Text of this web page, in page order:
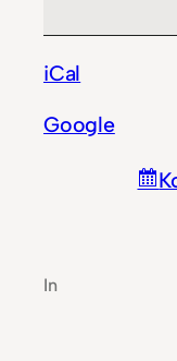
iCal
Google
In